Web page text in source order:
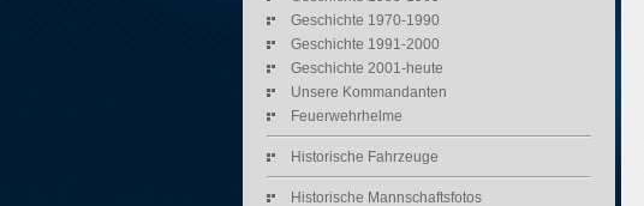
Geschichte 1970-1990
Geschichte 1991-2000
Geschichte 2001-heute
Unsere Kommandanten
Feuerwehrhelme
Historische Fahrzeuge
Historische Mannschaftsfotos